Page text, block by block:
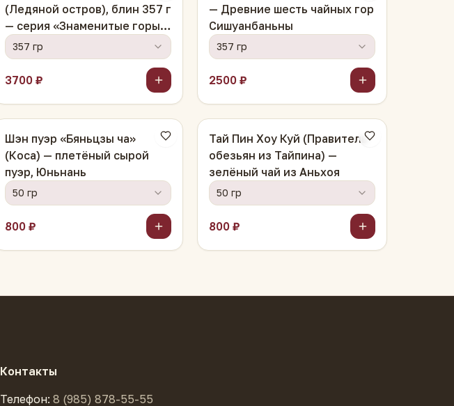
(Ледяной остров), блин 357 г
— серия «Знаменитые горы
Юньнани»
357 гр
3700 ₽
— Древние шесть чайных гор
Сишуанбаньны
357 гр
2500 ₽
Шэн пуэр «Бяньцзы ча»
(Коса) — плетёный сырой
пуэр, Юньнань
50 гр
800 ₽
Тай Пин Хоу Куй (Правитель
обезьян из Тайпина) —
зелёный чай из Аньхоя
50 гр
800 ₽
Контакты
Телефон: 8 (985) 878-55-55